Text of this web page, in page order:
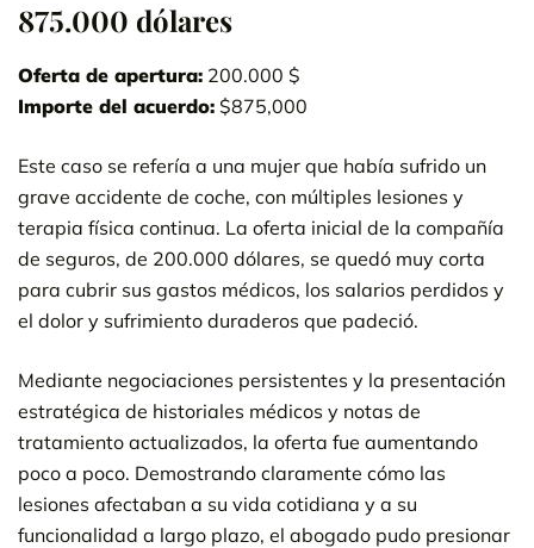
875.000 dólares
Oferta de apertura: 200.000 $
Importe del acuerdo: $875,000
Este caso se refería a una mujer que había sufrido un
grave accidente de coche, con múltiples lesiones y
terapia física continua. La oferta inicial de la compañía
de seguros, de 200.000 dólares, se quedó muy corta
para cubrir sus gastos médicos, los salarios perdidos y
el dolor y sufrimiento duraderos que padeció.
Mediante negociaciones persistentes y la presentación
estratégica de historiales médicos y notas de
tratamiento actualizados, la oferta fue aumentando
poco a poco. Demostrando claramente cómo las
lesiones afectaban a su vida cotidiana y a su
funcionalidad a largo plazo, el abogado pudo presionar